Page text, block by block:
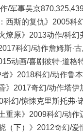
/军事吴京
西斯的复仇》2005科
燎原》2013动作/科幻
科幻/动作詹姆斯·
动画/喜剧彼特·道格
》2018科幻/动作鲁
》2017奇幻/动作塔伊
幻/惊悚克里斯托弗·
重来》2009科幻/动作
（下）》2012奇幻/爱